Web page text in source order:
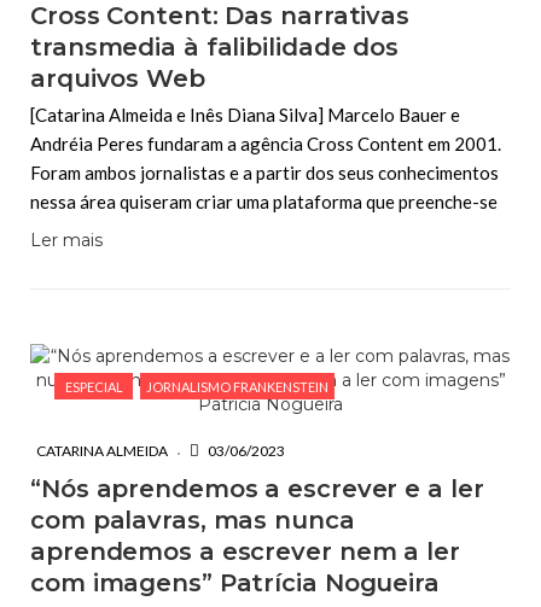
Cross Content: Das narrativas
transmedia à falibilidade dos
arquivos Web
[Catarina Almeida e Inês Diana Silva] Marcelo Bauer e
Andréia Peres fundaram a agência Cross Content em 2001.
Foram ambos jornalistas e a partir dos seus conhecimentos
nessa área quiseram criar uma plataforma que preenche-se
Ler mais
ESPECIAL JORNALISMO FRANKENSTEIN
CATARINA ALMEIDA 03/06/2023
“Nós aprendemos a escrever e a ler
com palavras, mas nunca
aprendemos a escrever nem a ler
com imagens” Patrícia Nogueira